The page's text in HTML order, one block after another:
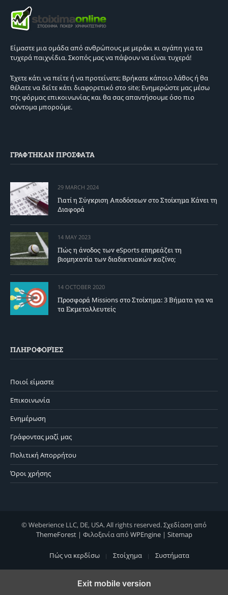
Είμαστε μια ομάδα από ανθρώπους με μεράκι κι αγάπη για τα
τυχερά παιχνίδια. Σκοπός μας να πάψουν να είναι τυχερά!
Έχετε κάτι να πείτε ή να προτείνετε; Βρήκατε κάποιο λάθος ή θα
θέλατε να δείτε κάτι διαφορετικό στο site; Ενημερώστε μας μέσω
της φόρμας επικοινωνίας και θα σας απαντήσουμε όσο πιο
σύντομα μπορούμε.
ΓΡΑΦΤΗΚΑΝ ΠΡΟΣΦΑΤΑ
29 MARCH 2024
Γιατί η Σύγκριση Αποδόσεων στο Στοίχημα Κάνει τη
Διαφορά
14 MAY 2023
Πώς η άνοδος των eSports επηρεάζει τη
βιομηχανία των διαδικτυακών καζίνο;
14 OCTOBER 2020
Προσφορά Missions στο Στοίχημα: 3 Βήματα για να
τα Εκμεταλλευτείς
ΠΛΗΡΟΦΟΡΊΕΣ
Ποιοί είμαστε
Επικοινωνία
Ενημέρωση
Γράφοντας μαζί μας
Πολιτική Απορρήτου
Όροι χρήσης
© Weberience LLC, DE, USA. All rights reserved. Σχεδίαση από
ThemeForest| Φιλοξενία από WPEngine| Sitemap
Πώς να κερδίσω Στοίχημα Συστήματα
Exit mobile version